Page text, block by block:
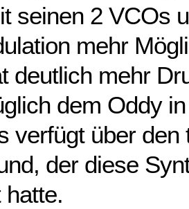
seinen 2 VCOs
mehr
deutlich mehr
dem Oddy
verfügt über
der diese